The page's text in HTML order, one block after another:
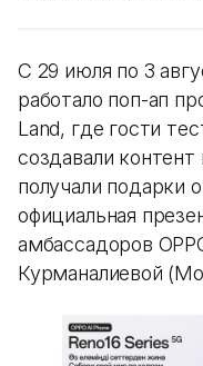
С 29 июля по 3
работало поп-ап
Land, где гости
создавали
получали подарки
официальная
амбассадоров
Курманалиевой